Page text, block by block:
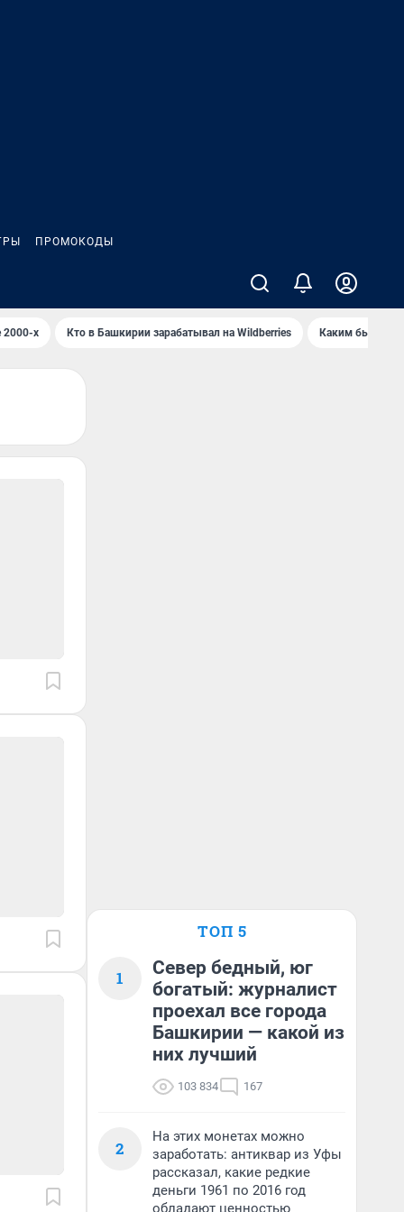
ПРОМОКОДЫ
2000-х Кто в Башкирии зарабатывал на Wildberries Каким было
ТОП 5
1
Север бедный, юг
богатый: журналист
проехал все города
Башкирии — какой из
них лучший
103 834 167
2
На этих монетах можно
заработать: антиквар из Уфы
рассказал, какие редкие
деньги 1961 по 2016 год
обладают ценностью